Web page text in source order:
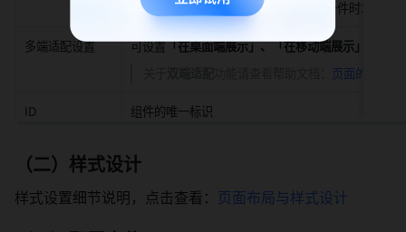
满足条件时显示：添加条件，符合条件时才可在
多端适配设置 可设置「在桌面端展示」、「在移动端展示」，
页面的双端适
ID 组件的唯一标识
（二）样式设计
样式设置细节说明，点击查看： 页面布局与样式设计